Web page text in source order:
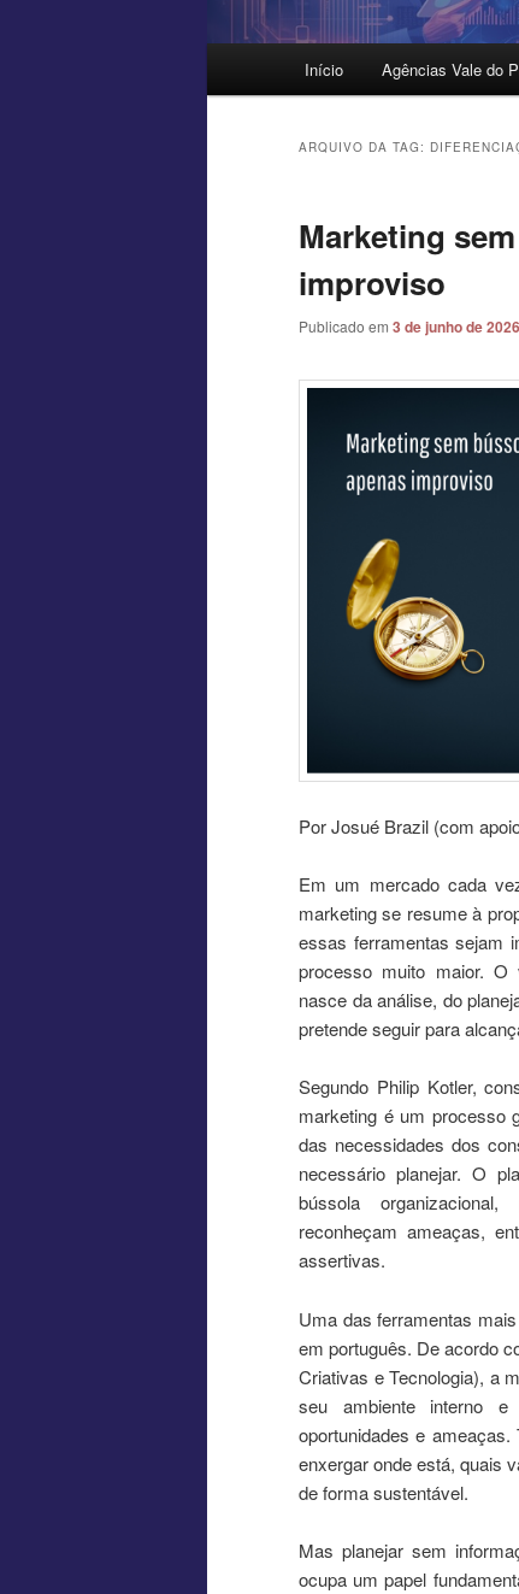
Início Agências Vale do
ARQUIVO DA TAG:
Marketing
improviso
Publicado em 3 de junho de 2026
Por Josué Brazil (com
Em um mercado cada
marketing se resume à
essas ferramentas sejam
processo muito maior. O
nasce da análise, do
pretende seguir para
Segundo Philip Kotler,
marketing é um processo
das necessidades dos
necessário planejar. O
bússola
reconheçam ameaças,
assertivas.
Uma das ferramentas
em português. De acordo
Criativas e Tecnologia), a
seu ambiente interno
oportunidades e
enxergar onde está, quais
de forma sustentável.
Mas planejar sem
ocupa um papel